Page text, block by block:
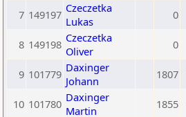
7 149197 Czeczetka
Lukas
0
8 149198 Czeczetka
Oliver
0
9 101779 Daxinger
Johann
1807
10 101780 Daxinger
Martin
1855